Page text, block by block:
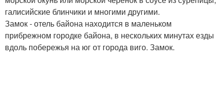
галисийские блинчики и многими другими.
Замок - отель байона находится в маленьком
прибрежном городке байона, в нескольких минутах езды
вдоль побережья на юг от города виго. Замок.